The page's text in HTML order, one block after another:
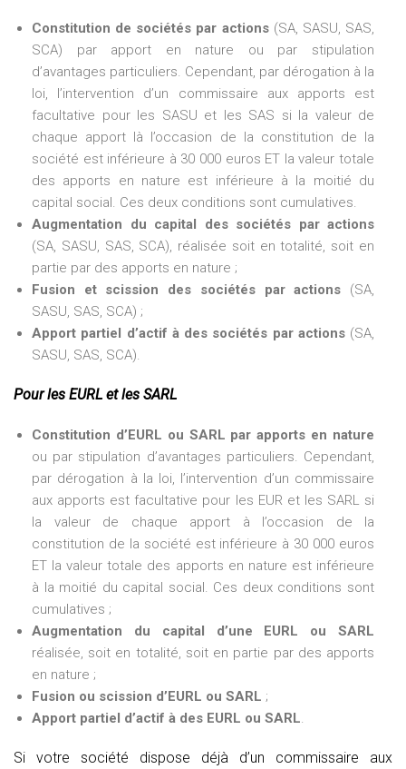
Constitution de sociétés par actions(SA, SASU, SAS,
SCA) par apport en nature ou par stipulation
d’avantages particuliers. Cependant, par dérogation à la
loi, l’intervention d’un commissaire aux apports est
facultative pour les SASU et les SAS si la valeur de
chaque apport là l’occasion de la constitution de la
société est inférieure à 30 000 euros ET la valeur totale
des apports en nature est inférieure à la moitié du
capital social. Ces deux conditions sont cumulatives.
Augmentation du capital des sociétés par actions
(SA, SASU, SAS, SCA), réalisée soit en totalité, soit en
partie par des apports en nature ;
Fusion et scission des sociétés par actions (SA,
SASU, SAS, SCA) ;
Apport partiel d’actif à des sociétés par actions(SA,
SASU, SAS, SCA).
Pour les EURL et les SARL
Constitution d’EURL ou SARL par apports en nature
ou par stipulation d’avantages particuliers. Cependant,
par dérogation à la loi, l’intervention d’un commissaire
aux apports est facultative pour les EUR et les SARL si
la valeur de chaque apport à l’occasion de la
constitution de la société est inférieure à 30 000 euros
ET la valeur totale des apports en nature est inférieure
à la moitié du capital social. Ces deux conditions sont
cumulatives ;
Augmentation du capital d’une EURL ou SARL
réalisée, soit en totalité, soit en partie par des apports
en nature ;
Fusion ou scission d’EURL ou SARL ;
Apport partiel d’actif à des EURL ou SARL.
Si votre société dispose déjà d’un commissaire aux